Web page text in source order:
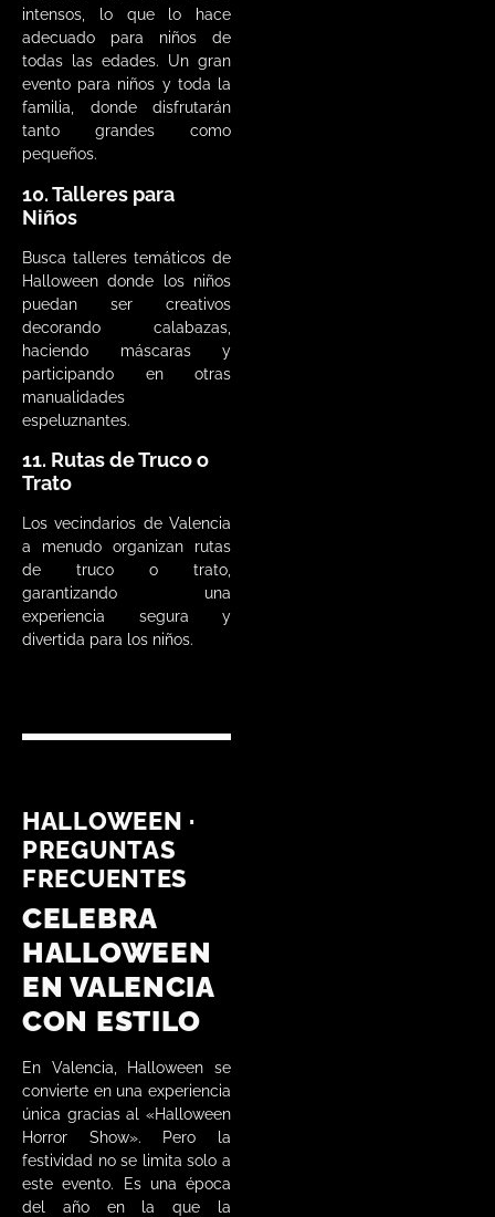
intensos, lo que lo hace
adecuado para niños de
todas las edades. Un gran
evento para niños y toda la
familia, donde disfrutarán
tanto grandes como
pequeños.
10. Talleres para
Niños
Busca talleres temáticos de
Halloween donde los niños
puedan ser creativos
decorando calabazas,
haciendo máscaras y
participando en otras
manualidades
espeluznantes.
11. Rutas de Truco o
Trato
Los vecindarios de Valencia
a menudo organizan rutas
de truco o trato,
garantizando una
experiencia segura y
divertida para los niños.
HALLOWEEN ·
PREGUNTAS
FRECUENTES
CELEBRA
HALLOWEEN
EN VALENCIA
CON ESTILO
En Valencia, Halloween se
convierte en una experiencia
única gracias al «Halloween
Horror Show». Pero la
festividad no se limita solo a
este evento. Es una época
del año en la que la